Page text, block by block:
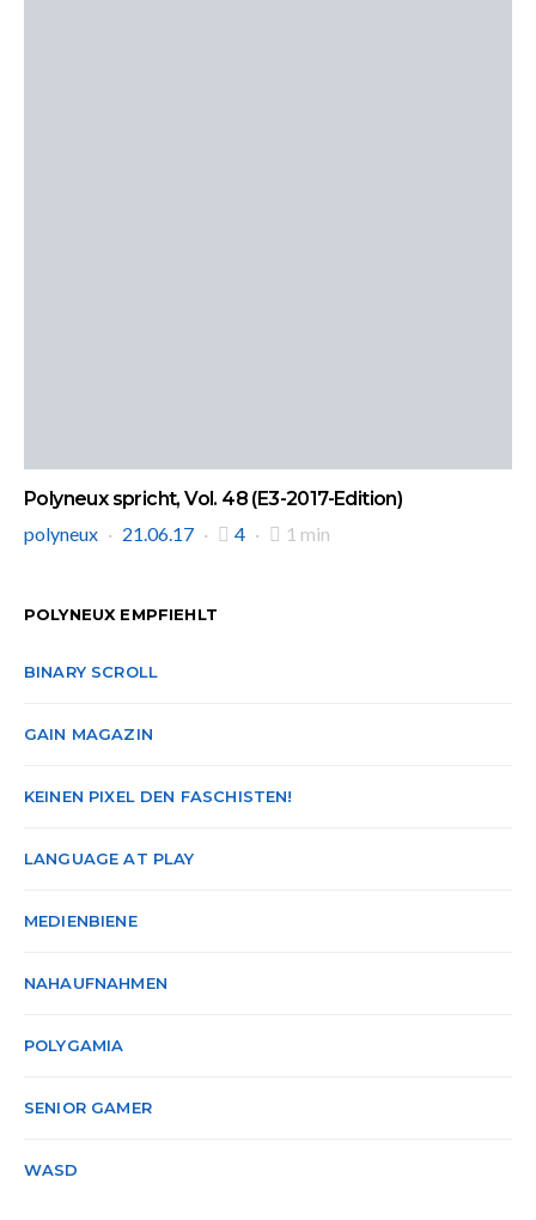
Polyneux spricht, Vol. 48 (E3-2017-Edition)
polyneux
21.06.17 4 1 min
POLYNEUX EMPFIEHLT
BINARY SCROLL
GAIN MAGAZIN
KEINEN PIXEL DEN FASCHISTEN!
LANGUAGE AT PLAY
MEDIENBIENE
NAHAUFNAHMEN
POLYGAMIA
SENIOR GAMER
WASD